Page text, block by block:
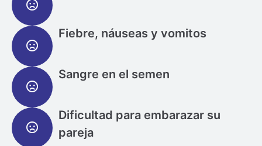
Fiebre, náuseas y vomitos
Sangre en el semen
Dificultad para embarazar su
pareja